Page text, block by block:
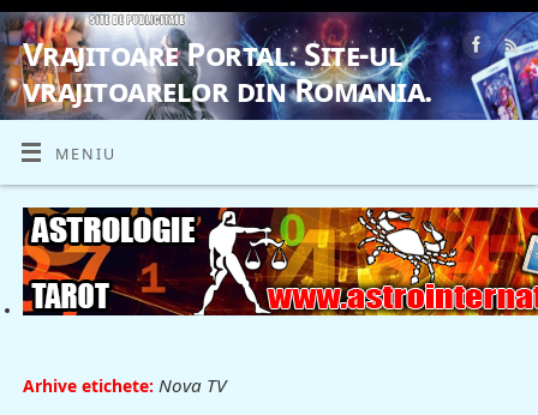
Vrajitoare Portal. Site-ul
vrajitoarelor din Romania.
VRAJITOARE, VRAJITOARELE, VRAJITOARE
MENIU
Arhive etichete: Nova TV